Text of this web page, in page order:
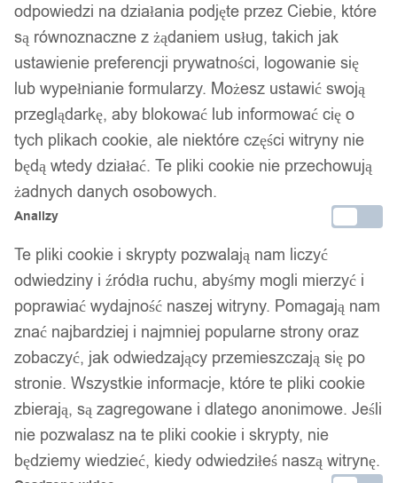
odpowiedzi na działania podjęte przez Ciebie, które
są równoznaczne z żądaniem usług, takich jak
ustawienie preferencji prywatności, logowanie się
lub wypełnianie formularzy. Możesz ustawić swoją
przeglądarkę, aby blokować lub informować cię o
tych plikach cookie, ale niektóre części witryny nie
będą wtedy działać. Te pliki cookie nie przechowują
żadnych danych osobowych.
Analizy
Te pliki cookie i skrypty pozwalają nam liczyć
odwiedziny i źródła ruchu, abyśmy mogli mierzyć i
poprawiać wydajność naszej witryny. Pomagają nam
znać najbardziej i najmniej popularne strony oraz
zobaczyć, jak odwiedzający przemieszczają się po
stronie. Wszystkie informacje, które te pliki cookie
zbierają, są zagregowane i dlatego anonimowe. Jeśli
nie pozwalasz na te pliki cookie i skrypty, nie
będziemy wiedzieć, kiedy odwiedziłeś naszą witrynę.